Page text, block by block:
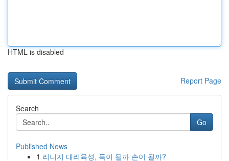
HTML is disabled
Report Page
Search
Go
Published News
1 리니지 대리육성, 득이 될까 손이 될까?